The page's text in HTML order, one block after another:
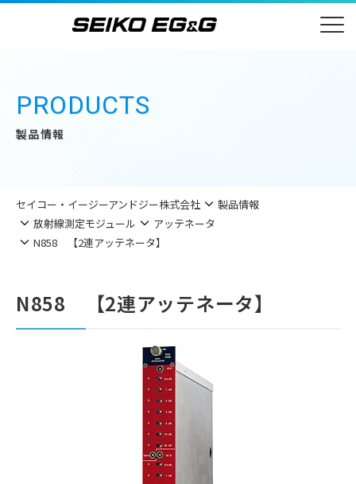
PRODUCTS
製品情報
セイコー・イージーアンドジー株式会社
製品情報
放射線測定モジュール
アッテネータ
N858 【2連アッテネータ】
N858 【2連アッテネータ】